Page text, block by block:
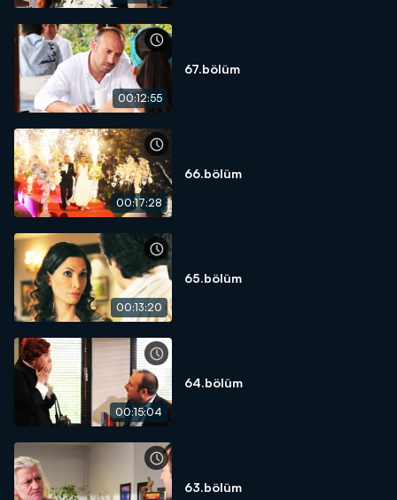
00:12:55
67.bölüm
00:17:28
66.bölüm
00:13:20
65.bölüm
00:15:04
64.bölüm
63.bölüm